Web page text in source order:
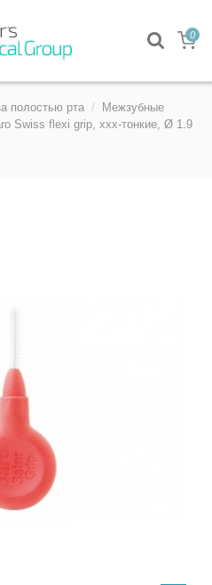
0
полостью рта
Межзубные
Swiss flexi grip, xxx-тонкие, Ø 1.9